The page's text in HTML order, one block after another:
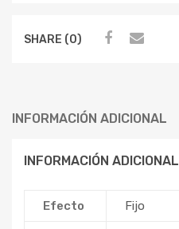
SHARE (0)
INFORMACIÓN ADICIONAL
INFORMACIÓN ADICIONAL
Efecto Fijo